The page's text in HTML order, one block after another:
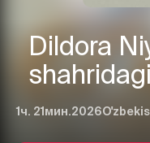
Dildora
1ч. 21мин.2026